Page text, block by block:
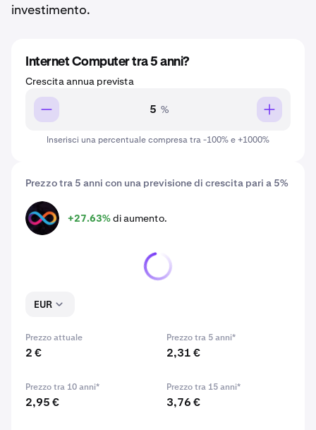
investimento.
Prezzo tra 5 anni con una previsione di crescita pari a 5%
ICP +27.63%di aumento.
EUR
Prezzo attuale
2 €
Prezzo tra 5 anni*
2,31 €
Prezzo tra 10 anni*
2,95 €
Prezzo tra 15 anni*
3,76 €
Internet Computer tra 5 anni?
Crescita annua prevista
%
Inserisci una percentuale compresa tra -100% e +1000%